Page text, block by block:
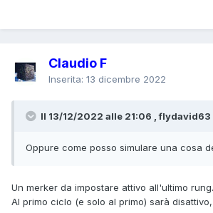
Claudio F
Inserita: 13 dicembre 2022
Il 13/12/2022 alle 21:06 ,
Oppure come posso simulare una cosa
Un merker da impostare attivo all'ultimo rung.
Al primo ciclo (e solo al primo) sarà